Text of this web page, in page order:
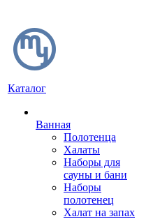
Каталог
Ванная
Полотенца
Халаты
Наборы для
сауны и бани
Наборы
полотенец
Халат на запах